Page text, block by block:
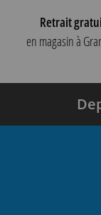
Retrait
en magasin à